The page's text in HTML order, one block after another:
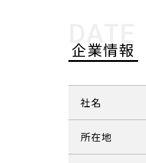
企業情報
社名
所在地